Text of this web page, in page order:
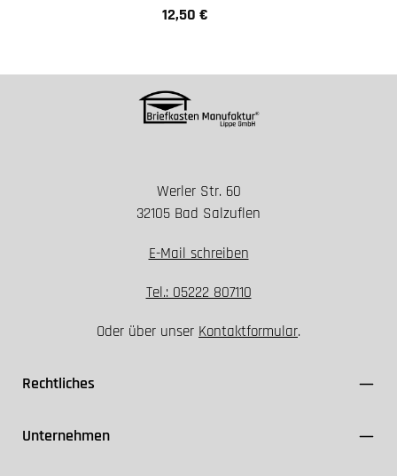
Regulärer Preis:
12,50 €
Werler Str. 60
32105 Bad Salzuflen
E-Mail schreiben
Tel.: 05222 807110
Oder über unser Kontaktformular.
Rechtliches
Unternehmen